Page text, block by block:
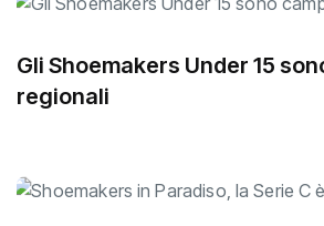
Gli Shoemakers Under 15
regionali